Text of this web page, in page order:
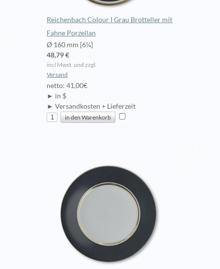
Reichenbach Colour I Grau Brotteller mit
Fahne Porzellan
Ø 160 mm [6¼]
48,79 €
incl Mwst. und zzgl.
Versand
netto: 41,00€
► in $
► Versandkosten + Lieferzeit